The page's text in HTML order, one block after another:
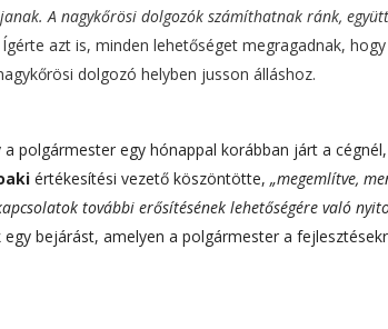
A nagykőrösi dolgozók számíthatnak ránk,
azt is, minden lehetőséget megragadnak,
dolgozó helyben jusson álláshoz.
a polgármester egy hónappal korábban járt a
értékesítési vezető köszöntötte, „megemlítve,
további erősítésének lehetőségére való
bejárást, amelyen a polgármester a